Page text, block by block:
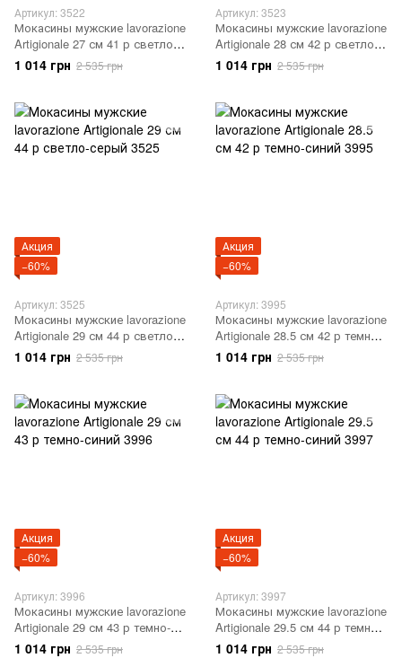
Артикул: 3522
Мокасины мужские lavorazione
Artigionale 27 см 41 р светло-
серый 3522
1 014 грн 2 535 грн
Артикул: 3523
Мокасины мужские lavorazione
Artigionale 28 см 42 р светло-
серый 3523
1 014 грн 2 535 грн
Акция
−60%
Артикул: 3525
Мокасины мужские lavorazione
Artigionale 29 см 44 р светло-
серый 3525
1 014 грн 2 535 грн
Акция
−60%
Артикул: 3995
Мокасины мужские lavorazione
Artigionale 28.5 см 42 р темно-
синий 3995
1 014 грн 2 535 грн
Акция
−60%
Артикул: 3996
Мокасины мужские lavorazione
Artigionale 29 см 43 р темно-
синий 3996
1 014 грн 2 535 грн
Акция
−60%
Артикул: 3997
Мокасины мужские lavorazione
Artigionale 29.5 см 44 р темно-
синий 3997
1 014 грн 2 535 грн